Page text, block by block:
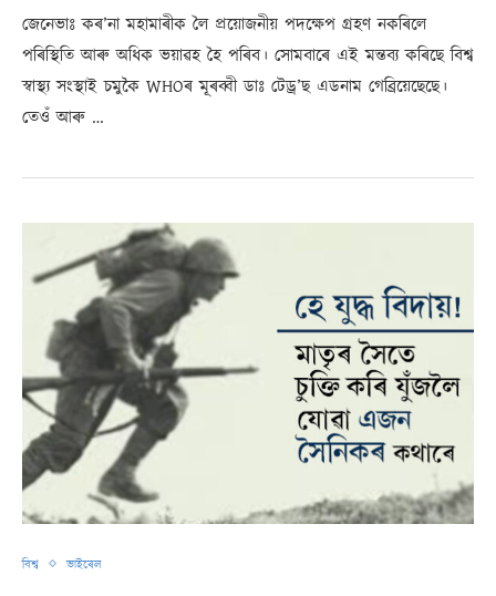
জেনেভাঃ কৰ’না মহামাৰীক লৈ প্ৰয়োজনীয় পদক্ষেপ গ্ৰহণ নকৰিলে
পৰিস্থিতি আৰু অধিক ভয়াৱহ হৈ পৰিব। সোমবাৰে এই মন্তব্য কৰিছে বিশ্ব
স্বাস্থ্য সংস্থাই চমুকৈ WHOৰ মূৰব্বী ডাঃ টেড্ৰ’ছ এডনাম গেব্ৰিয়েছেছে।
তেওঁ আৰু …
বিশ্ব ভাইৰেল